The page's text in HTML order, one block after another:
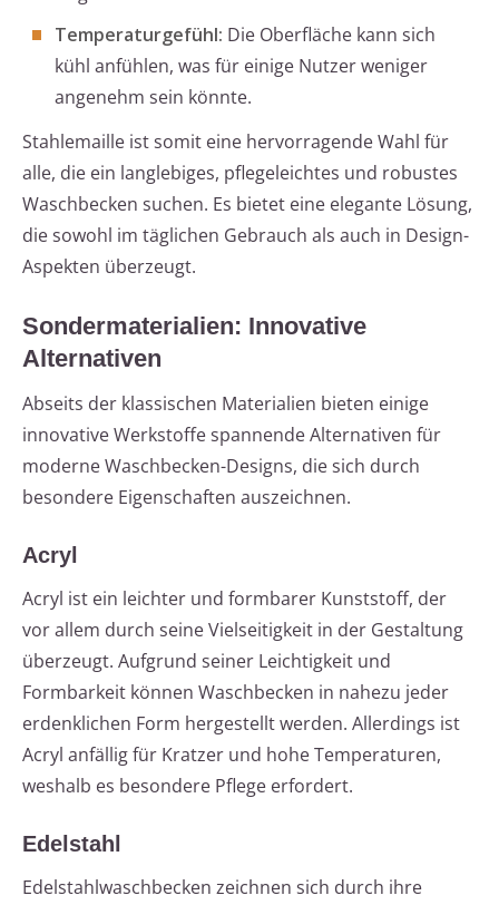
Temperaturgefühl: Die Oberfläche kann sich
kühl anfühlen, was für einige Nutzer weniger
angenehm sein könnte.
Stahlemaille ist somit eine hervorragende Wahl für
alle, die ein langlebiges, pflegeleichtes und robustes
Waschbecken suchen. Es bietet eine elegante Lösung,
die sowohl im täglichen Gebrauch als auch in Design-
Aspekten überzeugt.
Sondermaterialien: Innovative
Alternativen
Abseits der klassischen Materialien bieten einige
innovative Werkstoffe spannende Alternativen für
moderne Waschbecken-Designs, die sich durch
besondere Eigenschaften auszeichnen.
Acryl
Acryl ist ein leichter und formbarer Kunststoff, der
vor allem durch seine Vielseitigkeit in der Gestaltung
überzeugt. Aufgrund seiner Leichtigkeit und
Formbarkeit können Waschbecken in nahezu jeder
erdenklichen Form hergestellt werden. Allerdings ist
Acryl anfällig für Kratzer und hohe Temperaturen,
weshalb es besondere Pflege erfordert.
Edelstahl
Edelstahlwaschbecken zeichnen sich durch ihre